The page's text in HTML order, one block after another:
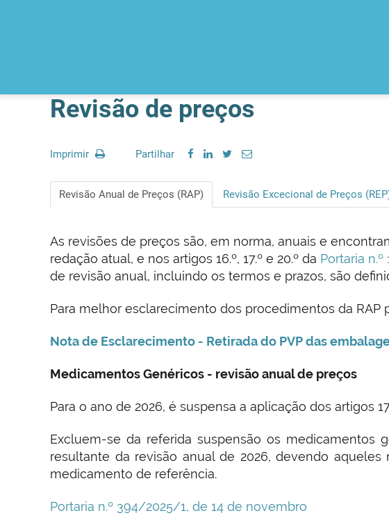
Revisão de preços
Imprimir Partilhar
Revisão Anual de Preços (RAP) Revisão Excecional de Preços
As revisões de preços são, em norma, anuais e
redação atual, e nos artigos 16.º, 17.º e 20.º da Portaria
de revisão anual, incluindo os termos e prazos, são
Para melhor esclarecimento dos procedimentos da RAP
Nota de Esclarecimento - Retirada do PVP das
Medicamentos Genéricos - revisão anual de preços
Para o ano de 2026, é suspensa a aplicação dos artigos
Excluem-se da referida suspensão os
resultante da revisão anual de 2026, devendo
medicamento de referência.
Portaria n.º 394/2025/1, de 14 de novembro